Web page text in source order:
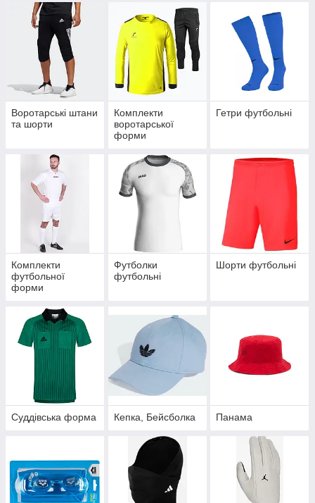
Воротарські штани
та шорти
Комплекти
воротарської
форми
Гетри футбольні
Комплекти
футбольної
форми
Футболки
футбольні
Шорти футбольні
Суддівська форма Кепка, Бейсболка Панама